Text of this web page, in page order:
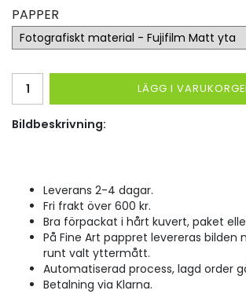
PAPPER
LÄGG I
Bildbeskrivning:
Leverans 2-4 dagar.
Fri frakt över 600 kr.
Bra förpackat i hårt kuvert, paket
På Fine Art pappret levereras bilden
runt valt yttermått.
Automatiserad process, lagd order
Betalning via Klarna.